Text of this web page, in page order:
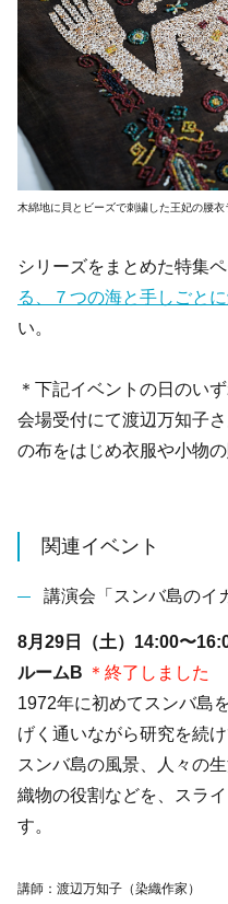
木綿地に貝とビーズで刺繍した王妃の腰衣
シリーズをまとめた特集
る、７つの海と手しごとに
い。
＊下記イベントの日のい
会場受付にて渡辺万知子
の布をはじめ衣服や小物の
関連イベント
講演会「スンバ島のイ
8月29日（土）14:00〜
ルームB ＊終了しました
1972年に初めてスンバ島
げく通いながら研究を続
スンバ島の風景、人々の
織物の役割などを、スラ
す。
講師：渡辺万知子（染織作家）